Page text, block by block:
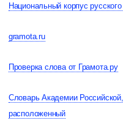
Национальный корпус
gramota.ru
Проверка слова от Грамота.ру
Словарь Академии
расположенный